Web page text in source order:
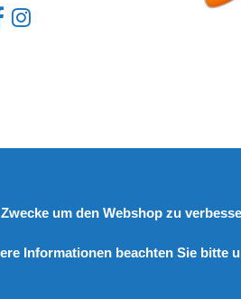
© Copyright 2026 DutchSpares B.V. -
um den Webshop zu
Informationen beachten Sie bitte